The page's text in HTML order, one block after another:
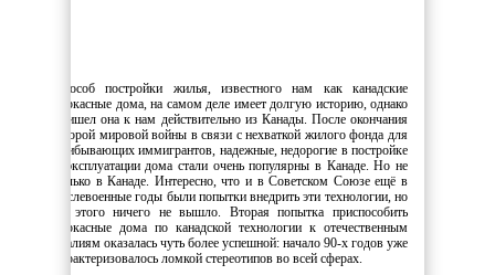
Способ постройки жилья, известного нам как канадские
каркасные дома, на самом деле имеет долгую историю, однако
пришел она к нам действительно из Канады. После окончания
Второй мировой войны в связи с нехваткой жилого фонда для
прибывающих иммигрантов, надежные, недорогие в постройке
и эксплуатации дома стали очень популярны в Канаде. Но не
только в Канаде. Интересно, что и в Советском Союзе ещё в
послевоенные годы были попытки внедрить эти технологии, но
из этого ничего не вышло. Вторая попытка приспособить
каркасные дома по канадской технологии к отечественным
реалиям оказалась чуть более успешной: начало 90-х годов уже
характеризовалось ломкой стереотипов во всей сферах.